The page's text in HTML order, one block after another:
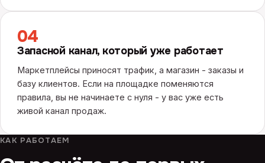
04
Запасной канал, который уже работает
Маркетплейсы приносят трафик, а магазин - заказы и
базу клиентов. Если на площадке поменяются
правила, вы не начинаете с нуля - у вас уже есть
живой канал продаж.
КАК РАБОТАЕМ